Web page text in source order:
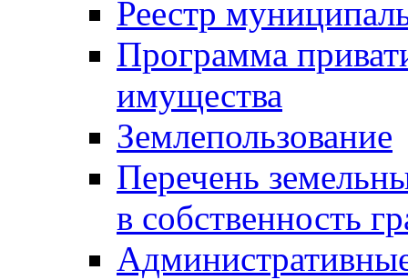
Реестр
Программа
имущества
Землепользование
Перечень
в собственность